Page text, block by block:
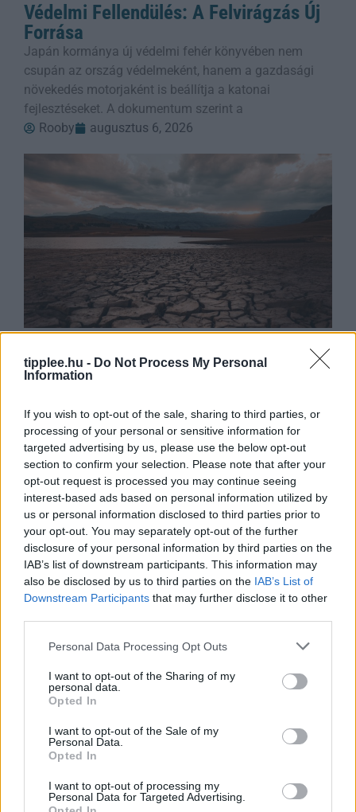
tipplee.hu - Do Not Process My Personal
Information
If you wish to opt-out of the sale, sharing to third parties, or
processing of your personal or sensitive information for
targeted advertising by us, please use the below opt-out
section to confirm your selection. Please note that after your
opt-out request is processed you may continue seeing
interest-based ads based on personal information utilized by
us or personal information disclosed to third parties prior to
your opt-out. You may separately opt-out of the further
disclosure of your personal information by third parties on the
IAB’s list of downstream participants. This information may
also be disclosed by us to third parties on the IAB’s List of
Downstream Participants that may further disclose it to other
Personal Data Processing Opt Outs
I want to opt-out of the Sharing of my
personal data.
Opted In
I want to opt-out of the Sale of my
Personal Data.
Opted In
I want to opt-out of processing my
Personal Data for Targeted Advertising.
Védelmi Fellendülés: A Felvirágzás Új
Forrása
Japán kormánya új védelmi fehér könyvében nem
csupán az ország védelmeként, hanem a gazdasági
növekedés motorjaként is beállítja a katonai
fejlesztéseket. A dokumentum szerint a
Rooby
augusztus 6, 2026
Duna Rekord Alacsony Vízszintje:
Bénul a Paksi Atomerőmű
Európa szárazsága miatt, ami miatt Magyarország
kénytelen volt leállítani egyetlen atomerőművét, a
Paksi Atomerőművet. A szovjet korszakból származó
reaktorok
Rooby
augusztus 5, 2026
Aszály és hőség: bezárják a
pisztrángvizeket
LIVINGSTON, Mont. (AP) – A hőség miatt rekordmagas
ezért az Egyesült Államok nyugati államaiban délutáni